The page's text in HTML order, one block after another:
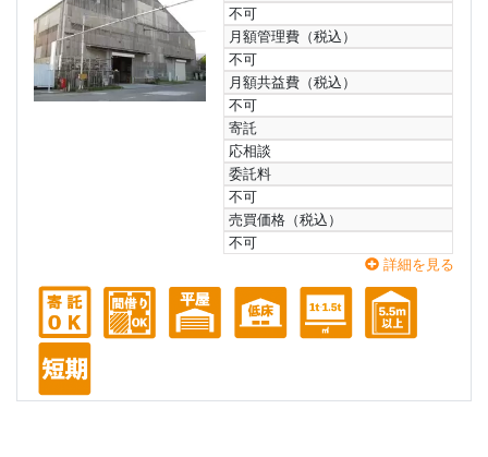
不可
月額管理費（税込）
不可
月額共益費（税込）
不可
寄託
応相談
委託料
不可
売買価格（税込）
不可
詳細を見る